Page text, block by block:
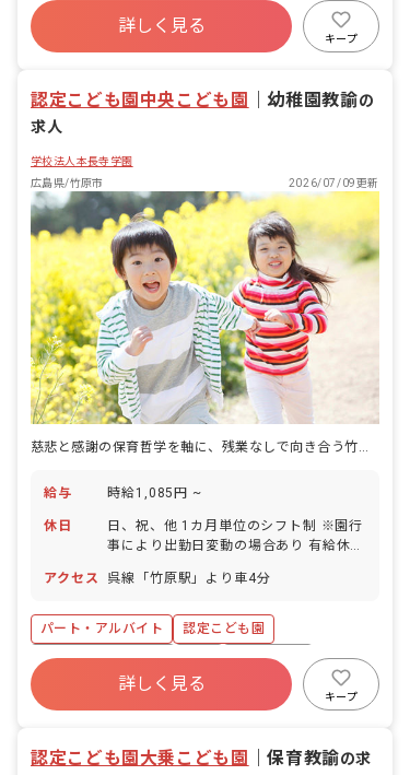
詳しく見る
キープ
認定こども園中央こども園 ｜幼稚園教諭の
求人
学校法人本長寺学園
広島県/竹原市
2026/07/09更新
慈悲と感謝の保育哲学を軸に、残業なしで向き合う竹原の園。
給与 時給1,085円 ~
休日
日、祝、他 1カ月単位のシフト制 ※園行
事により出勤日変動の場合あり 有給休暇
アクセス
呉線「竹原駅」より車4分
パート・アルバイト
認定こども園
ボーナス・賞与あり
有給
残業少なめ
産休育休制度
車通勤可 週2.3日~OK
詳しく見る
キープ
認定こども園大乗こども園 ｜保育教諭の求